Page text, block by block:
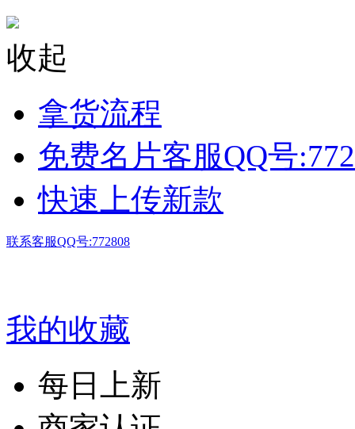
收起
拿货流程
免费名片客服QQ号
快速上传新款
联系客服QQ号:772808
我的收藏
每日上新